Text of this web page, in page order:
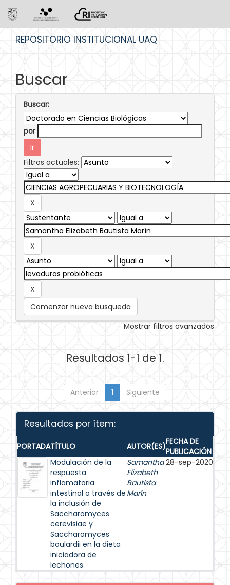
REPOSITORIO INSTITUCIONAL UAQ
Buscar
Buscar:
por
Filtros actuales:
Comenzar nueva busqueda
Mostrar filtros avanzados
Resultados 1-1 de 1.
Anterior 1 Siguiente
Resultados por ítem:
PORTADATÍTULO AUTOR(ES)FECHA DE
PUBLICACIÓN
Modulación de la
respuesta
inflamatoria
intestinal a través de
la inclusión de
Saccharomyces
cerevisiae y
Saccharomyces
boulardii en la dieta
iniciadora de
lechones
Samantha
Elizabeth
Bautista
Marín
28-sep-2020